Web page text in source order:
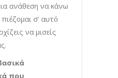
ανάθεση να κάνω
σ’ αυτό
να μισείς
που